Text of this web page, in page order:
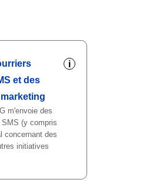
et des
i
m'envoie des
(y compris
concernant des
initiatives